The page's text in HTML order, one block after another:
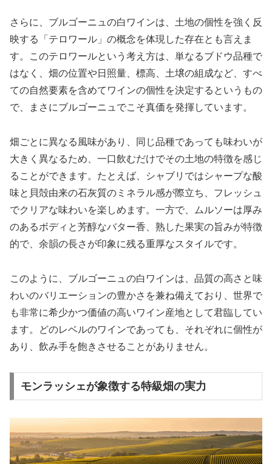
さらに、ブルゴーニュの白ワインは、土地の個性を強く反
映する「テロワール」の概念を体現した存在とも言えま
す。このテロワールという考え方は、単なるブドウ品種で
はなく、畑の位置や日照量、標高、土壌の組成など、すべ
ての自然要素を含めてワインの個性を決定するというもの
で、まさにブルゴーニュでこそ真価を発揮しています。
畑ごとに異なる風味があり、同じ品種であっても味わいが
大きく異なるため、一口飲むだけでその土地の特徴を感じ
ることができます。たとえば、シャブリではシャープな酸
味と貝殻由来の石灰質のミネラル感が際立ち、フレッシュ
でクリアな味わいを楽しめます。一方で、ムルソーは厚み
のあるボディと芳醇なバター香、熟した果実の旨みが特徴
的で、余韻の長さが印象に残る重厚なスタイルです。
このように、ブルゴーニュの白ワインは、品質の高さと味
わいのバリエーションの豊かさを兼ね備えており、世界で
も非常に希少かつ価値の高いワイン産地として君臨してい
ます。どのレベルのワインであっても、それぞれに個性が
あり、飲み手を飽きさせることがありません。
モンラッシェが象徴する特級畑の実力